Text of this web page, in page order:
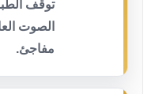
توقف
الصوت
مفاجئ.